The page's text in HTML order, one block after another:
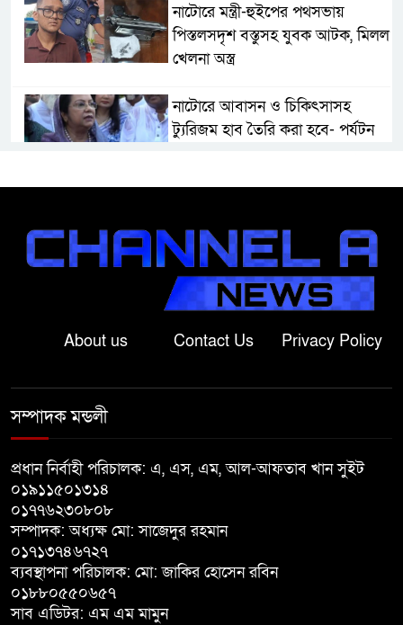
নাটোরে মন্ত্রী-হুইপের পথসভায়
পিস্তলসদৃশ বস্তুসহ যুবক আটক, মিলল
খেলনা অস্ত্র
নাটোরে আবাসন ও চিকিৎসাসহ
ট্যুরিজম হাব তৈরি করা হবে- পর্যটন
ধ্বংস, ইউপি চেয়ারম্যানের উপস্থিতিতে
আটক ব্যক্তিকে শাস্তি
শ্রীবরদীতে বৃদ্ধের ম’রদে’হ উদ্ধার,
চাঁদাবাজির অভিযোগ, বাগাতিপাড়ার
ঐক্যজোটের বিক্ষোভ, প্রধানমন্ত্রীর
About us Contact Us Privacy Policy
সম্পাদক মন্ডলী
প্রধান নির্বাহী পরিচালক: এ, এস, এম, আল-আফতাব খান সুইট
০১৯১১৫০১৩১৪
০১৭৭৬২৩০৮০৮
সম্পাদক: অধ্যক্ষ মো: সাজেদুর রহমান
০১৭১৩৭৪৬৭২৭
ব্যবস্থাপনা পরিচালক: মো: জাকির হোসেন রবিন
০১৮৮০৫৫০৬৫৭
সাব এডিটর: এম এম মামুন